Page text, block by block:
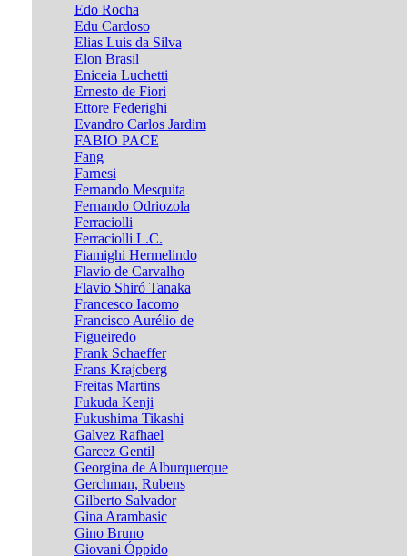
Edo Rocha
Edu Cardoso
Elias Luis da Silva
Elon Brasil
Eniceia Luchetti
Ernesto de Fiori
Ettore Federighi
Evandro Carlos Jardim
FABIO PACE
Fang
Farnesi
Fernando Mesquita
Fernando Odriozola
Ferraciolli
Ferraciolli L.C.
Fiamighi Hermelindo
Flavio de Carvalho
Flavio Shiró Tanaka
Francesco Iacomo
Francisco Aurélio de
Figueiredo
Frank Schaeffer
Frans Krajcberg
Freitas Martins
Fukuda Kenji
Fukushima Tikashi
Galvez Rafhael
Garcez Gentil
Georgina de Alburquerque
Gerchman, Rubens
Gilberto Salvador
Gina Arambasic
Gino Bruno
Giovani Óppido